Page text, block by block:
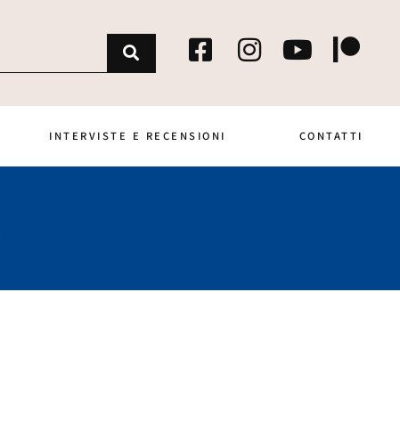
INTERVISTE E RECENSIONI CONTATTI